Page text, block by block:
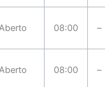
08:00 –
08:00 –